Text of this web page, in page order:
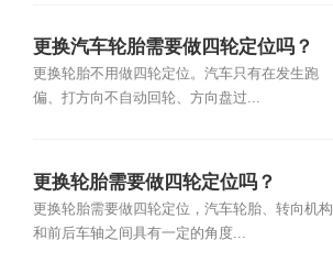
更换汽车轮胎需要做四轮定位吗？
更换轮胎不用做四轮定位。汽车只有在发生跑
偏、打方向不自动回轮、方向盘过...
更换轮胎需要做四轮定位吗？
更换轮胎需要做四轮定位，汽车轮胎、转向机构
和前后车轴之间具有一定的角度...